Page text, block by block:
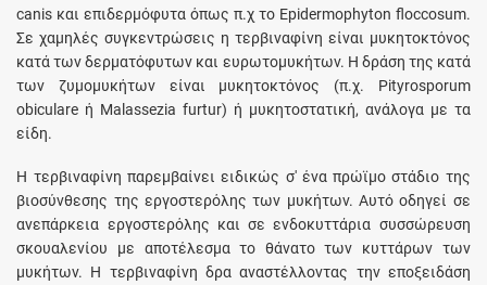
canis και επιδερμόφυτα όπως π.χ το Εpidermophyton floccosum.
Σε χαμηλές συγκεντρώσεις η τερβιναφίνη είναι μυκητοκτόνος
κατά των δερματόφυτων και ευρωτομυκήτων. Η δράση της κατά
των ζυμομυκήτων είναι μυκητοκτόνος (π.χ. Pityrosporum
obiculare ή Malassezia furtur) ή μυκητοστατική, ανάλογα με τα
είδη.
Η τερβιναφίνη παρεμβαίνει ειδικώς σ' ένα πρώϊμο στάδιο της
βιοσύνθεσης της εργοστερόλης των μυκήτων. Αυτό οδηγεί σε
ανεπάρκεια εργοστερόλης και σε ενδοκυττάρια συσσώρευση
σκουαλενίου με αποτέλεσμα το θάνατο των κυττάρων των
μυκήτων. Η τερβιναφίνη δρα αναστέλλοντας την εποξειδάση